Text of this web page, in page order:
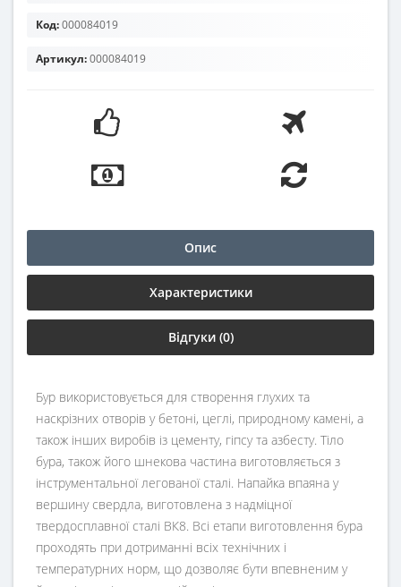
Код:000084019
Артикул:000084019
Опис
Характеристики
Відгуки (0)
Бур використовується для створення глухих та
наскрізних отворів у бетоні, цеглі, природному камені, а
також інших виробів із цементу, гіпсу та азбесту. Тіло
бура, також його шнекова частина виготовляється з
інструментальної легованої сталі. Напайка впаяна у
вершину свердла, виготовлена з надміцної
твердосплавної сталі ВК8. Всі етапи виготовлення бура
проходять при дотриманні всіх технічних і
температурних норм, що дозволяє бути впевненим у